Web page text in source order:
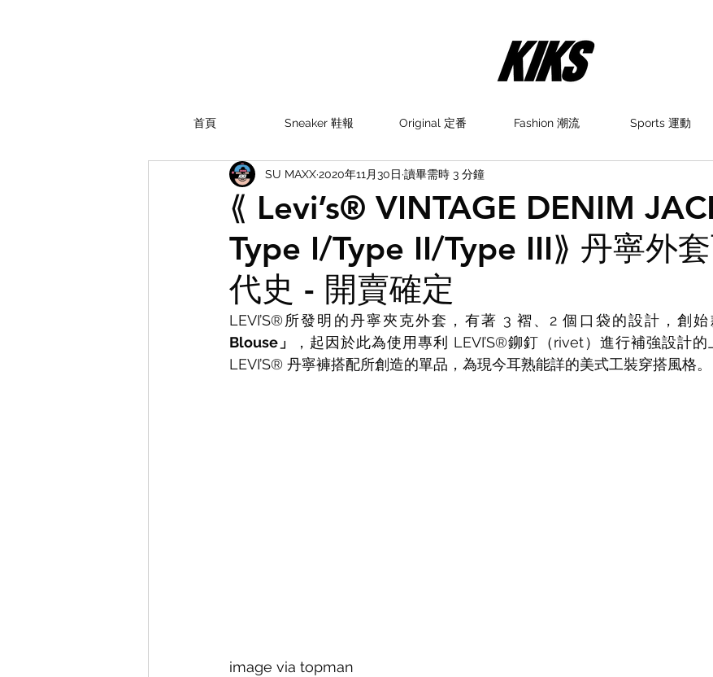
首頁 Sneaker 鞋報 Original 定番 Fashion 潮流 Sports 運動
⟪ Levi’s®︎ VINTAGE DENIM
Type I/Type II/Type III⟫ 丹寧外
代史 - 開賣確定
SU MAXX2020年11月30日 讀畢需時 3 分鐘
LEVI’S®所發明的丹寧夾克外套，有著 3 褶、2 個口袋的設計，創始
Blouse」
，起因於此為使用專利 LEVI’S®鉚釘（rivet）進行補強設計
LEVI’S® 丹寧褲搭配所創造的單品，為現今耳熟能詳的美式工裝穿搭風格。
image via topman